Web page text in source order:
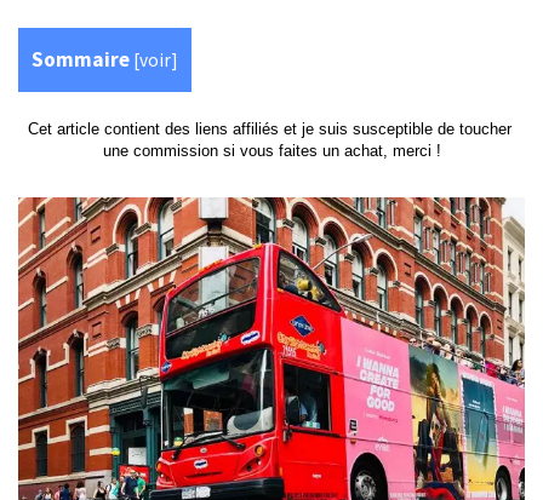
Sommaire [voir]
Cet article contient des liens affiliés et je suis susceptible de toucher
une commission si vous faites un achat, merci !